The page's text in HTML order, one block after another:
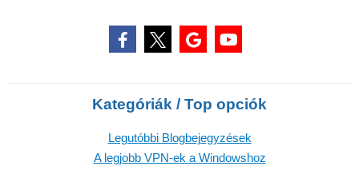
Kategóriák / Top opciók
Legutóbbi Blogbejegyzések
A legjobb VPN-ek a Windowshoz